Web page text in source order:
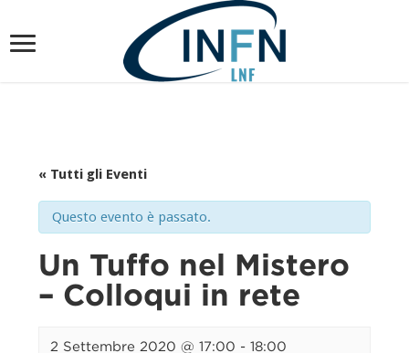
« Tutti gli Eventi
Questo evento è passato.
Un Tuffo nel Mistero
– Colloqui in rete
2 Settembre 2020 @ 17:00 -18:00